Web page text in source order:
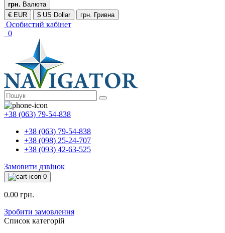
грн. Валюта
€ EUR
$ US Dollar грн. Гривна
Особистий кабінет
0
+38 (063) 79-54-838
+38 (063) 79-54-838
+38 (098) 25-24-707
+38 (093) 42-63-525
Замовити дзвінок
0
0.00 грн.
Зробити замовлення
Список категорій